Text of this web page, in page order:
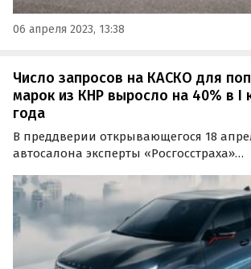
06 апреля 2023, 13:38
Число запросов на КАСКО для
марок из КНР выросло на 40% в I
года
В преддверии открывающегося 18
автосалона эксперты «Росгосстраха»
на самые популярные в России марки